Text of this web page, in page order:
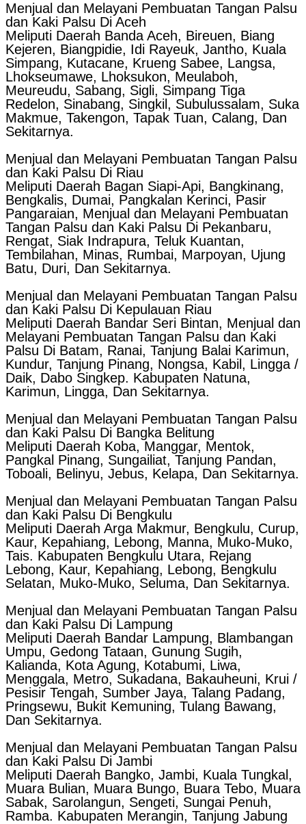
Menjual dan Melayani Pembuatan Tangan Palsu
dan Kaki Palsu Di Aceh
Meliputi Daerah Banda Aceh, Bireuen, Biang
Kejeren, Biangpidie, Idi Rayeuk, Jantho, Kuala
Simpang, Kutacane, Krueng Sabee, Langsa,
Lhokseumawe, Lhoksukon, Meulaboh,
Meureudu, Sabang, Sigli, Simpang Tiga
Redelon, Sinabang, Singkil, Subulussalam, Suka
Makmue, Takengon, Tapak Tuan, Calang, Dan
Sekitarnya.
Menjual dan Melayani Pembuatan Tangan Palsu
dan Kaki Palsu Di Riau
Meliputi Daerah Bagan Siapi-Api, Bangkinang,
Bengkalis, Dumai, Pangkalan Kerinci, Pasir
Pangaraian, Menjual dan Melayani Pembuatan
Tangan Palsu dan Kaki Palsu Di Pekanbaru,
Rengat, Siak Indrapura, Teluk Kuantan,
Tembilahan, Minas, Rumbai, Marpoyan, Ujung
Batu, Duri, Dan Sekitarnya.
Menjual dan Melayani Pembuatan Tangan Palsu
dan Kaki Palsu Di Kepulauan Riau
Meliputi Daerah Bandar Seri Bintan, Menjual dan
Melayani Pembuatan Tangan Palsu dan Kaki
Palsu Di Batam, Ranai, Tanjung Balai Karimun,
Kundur, Tanjung Pinang, Nongsa, Kabil, Lingga /
Daik, Dabo Singkep. Kabupaten Natuna,
Karimun, Lingga, Dan Sekitarnya.
Menjual dan Melayani Pembuatan Tangan Palsu
dan Kaki Palsu Di Bangka Belitung
Meliputi Daerah Koba, Manggar, Mentok,
Pangkal Pinang, Sungailiat, Tanjung Pandan,
Toboali, Belinyu, Jebus, Kelapa, Dan Sekitarnya.
Menjual dan Melayani Pembuatan Tangan Palsu
dan Kaki Palsu Di Bengkulu
Meliputi Daerah Arga Makmur, Bengkulu, Curup,
Kaur, Kepahiang, Lebong, Manna, Muko-Muko,
Tais. Kabupaten Bengkulu Utara, Rejang
Lebong, Kaur, Kepahiang, Lebong, Bengkulu
Selatan, Muko-Muko, Seluma, Dan Sekitarnya.
Menjual dan Melayani Pembuatan Tangan Palsu
dan Kaki Palsu Di Lampung
Meliputi Daerah Bandar Lampung, Blambangan
Umpu, Gedong Tataan, Gunung Sugih,
Kalianda, Kota Agung, Kotabumi, Liwa,
Menggala, Metro, Sukadana, Bakauheuni, Krui /
Pesisir Tengah, Sumber Jaya, Talang Padang,
Pringsewu, Bukit Kemuning, Tulang Bawang,
Dan Sekitarnya.
Menjual dan Melayani Pembuatan Tangan Palsu
dan Kaki Palsu Di Jambi
Meliputi Daerah Bangko, Jambi, Kuala Tungkal,
Muara Bulian, Muara Bungo, Buara Tebo, Muara
Sabak, Sarolangun, Sengeti, Sungai Penuh,
Ramba. Kabupaten Merangin, Tanjung Jabung